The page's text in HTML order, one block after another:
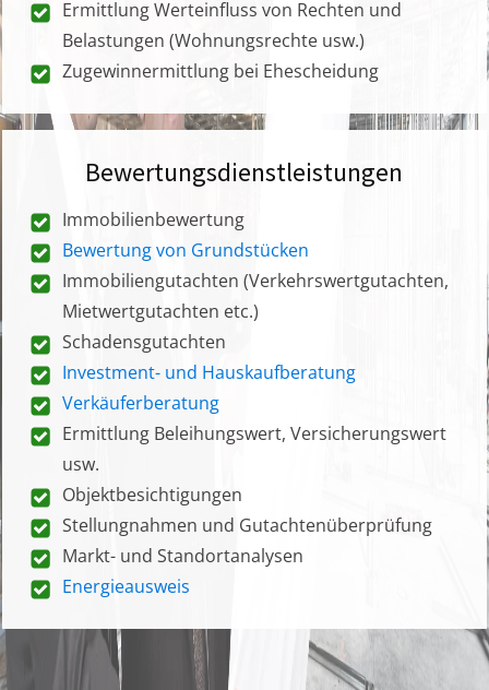
Ermittlung Werteinfluss von Rechten und
Belastungen (Wohnungsrechte usw.)
Zugewinnermittlung bei Ehescheidung
Bewertungsdienstleistungen
Immobilienbewertung
Bewertung von Grundstücken
Immobiliengutachten (Verkehrswertgutachten,
Mietwertgutachten etc.)
Schadensgutachten
Investment- und Hauskaufberatung
Verkäuferberatung
Ermittlung Beleihungswert, Versicherungswert
usw.
Objektbesichtigungen
Stellungnahmen und Gutachtenüberprüfung
Markt- und Standortanalysen
Energieausweis